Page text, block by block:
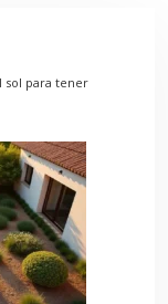
sol para tener